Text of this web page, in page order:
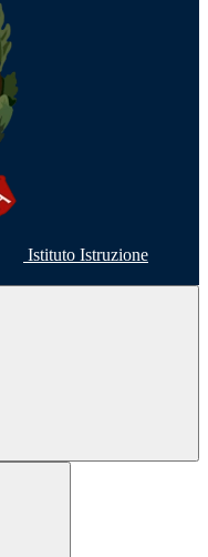
Istituto Istruzione